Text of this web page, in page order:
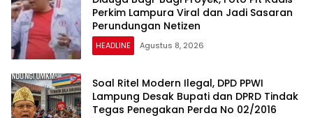
Perkim Lampura Viral dan Jadi Sasaran
Perundungan Netizen
HEADLINE Agustus 8, 2026
Soal Ritel Modern Ilegal, DPD PPWI
Lampung Desak Bupati dan DPRD Tindak
Tegas Penegakan Perda No 02/2016